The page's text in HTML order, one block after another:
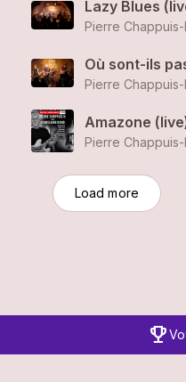
Lazy Blues
Où sont-ils
Amazone
Load more
trophy